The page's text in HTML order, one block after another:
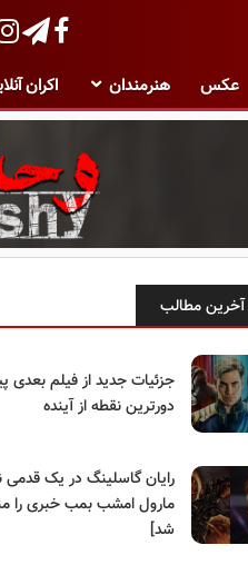
عکس هنرمندان اکران
آخرین مطالب
جزئیات جدید از فیلم بعدی
دورترین نقطه از آینده
رایان گاسلینگ در یک
مارول امشب بمب خبری را
شد]